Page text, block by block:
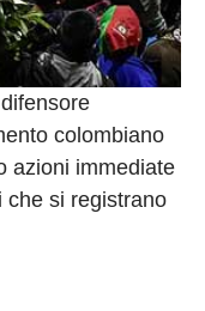
colombiano
azioni immediate
che si registrano